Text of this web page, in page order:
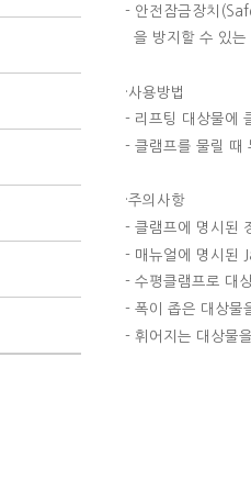
- 안전잠금장치
을 방지할 수 있는
·사용방법
- 리프팅 대상물에
- 클램프를 물릴 때
·주의사항
- 클램프에 명시된
- 매뉴얼에 명시된
- 수평클램프로 대
- 폭이 좁은 대상물
- 휘어지는 대상물